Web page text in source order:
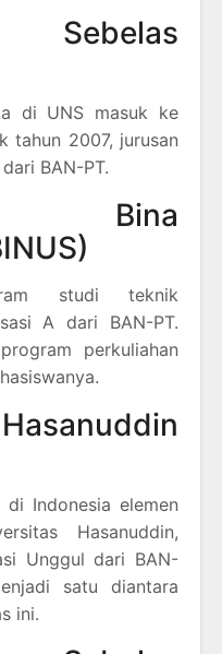
Sebelas
di UNS masuk ke
tahun 2007, jurusan
BAN-PT.
Bina
studi teknik
A dari BAN-PT.
perkuliahan
Indonesia elemen
Hasanuddin,
Unggul dari BAN-
satu diantara
ini.